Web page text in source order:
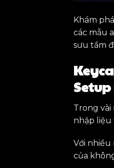
Khám
các mẫu
sưu tầm
Setup
Trong
nhập
Với nhiều
của